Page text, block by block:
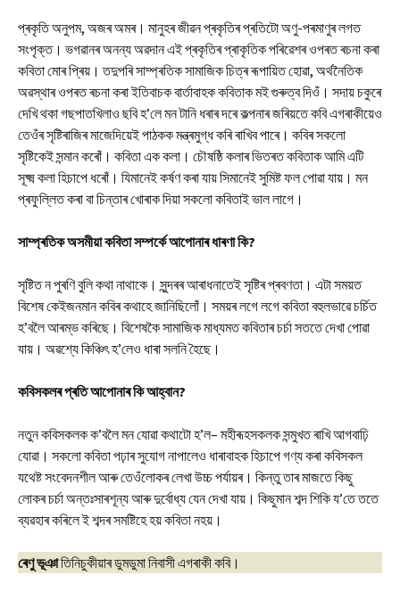
প্ৰকৃতি অনুপম, অজৰ অমৰ। মানুহৰ জীৱন প্ৰকৃতিৰ প্ৰতিটো অণু-পৰমাণুৰ লগত
সংপৃক্ত। ভগৱানৰ অনন্য অৱদান এই প্ৰকৃতিৰ প্ৰাকৃতিক পৰিৱেশৰ ওপৰত ৰচনা কৰা
কবিতা মোৰ প্ৰিয়। তদুপৰি সাম্প্ৰতিক সামাজিক চিত্ৰ ৰূপায়িত হোৱা, অৰ্থনৈতিক
অৱস্থাৰ ওপৰত ৰচনা কৰা ইতিবাচক বাৰ্তাবাহক কবিতাক মই গুৰুত্ব দিওঁ। সদায় চকুৰে
দেখি থকা গছপাতখিলাও ছবি হ’লে মন টানি ধৰাৰ দৰে কল্পনাৰ জৰিয়তে কবি এগৰাকীয়েও
তেওঁৰ সৃষ্টিৰাজিৰ মাজেদিয়েই পাঠকক মন্ত্ৰমুগ্ধ কৰি ৰাখিব পাৰে। কবিৰ সকলো
সৃষ্টিকেই সন্মান কৰোঁ। কবিতা এক কলা। চৌষষ্ঠি কলাৰ ভিতৰত কবিতাক আমি এটি
সূক্ষ্ম কলা হিচাপে ধৰোঁ। যিমানেই কৰ্ষণ কৰা যায় সিমানেই সুমিষ্ট ফল পোৱা যায়। মন
প্ৰফুল্লিত কৰা বা চিন্তাৰ খোৰাক দিয়া সকলো কবিতাই ভাল লাগে।
সাম্প্ৰতিক অসমীয়া কবিতা সম্পৰ্কে আপোনাৰ ধাৰণা কি?
সৃষ্টিত ন পুৰণি বুলি কথা নাথাকে। সুন্দৰৰ আৰাধনাতেই সৃষ্টিৰ প্ৰবণতা। এটা সময়ত
বিশেষ কেইজনমান কবিৰ কথাহে জানিছিলোঁ। সময়ৰ লগে লগে কবিতা বহুলভাৱে চৰ্চিত
হ’বলৈ আৰম্ভ কৰিছে। বিশেষকৈ সামাজিক মাধ্যমত কবিতাৰ চৰ্চা সততে দেখা পোৱা
যায়। অৱশ্যে কিঞ্চিৎ হ’লেও ধাৰা সলনি হৈছে।
কবিসকলৰ প্ৰতি আপোনাৰ কি আহ্বান?
নতুন কবিসকলক ক’বলৈ মন যোৱা কথাটো হ’ল– মহীৰূহসকলক সন্মুখত ৰাখি আগবাঢ়ি
যোৱা। সকলো কবিতা পঢ়াৰ সুযোগ নাপালেও ধাৰাবাহক হিচাপে গণ্য কৰা কবিসকল
যথেষ্ট সংবেদনশীল আৰু তেওঁলোকৰ লেখা উচ্চ পৰ্যায়ৰ। কিন্তু তাৰ মাজতে কিছু
লোকৰ চৰ্চা অন্তঃসাৰশূন্য আৰু দুৰ্বোধ্য যেন দেখা যায়। কিছুমান শব্দ শিকি য’তে ততে
ব্যৱহাৰ কৰিলে ই শব্দৰ সমষ্টিহে হয় কবিতা নহয়।
ৰেণু ভূঞাতিনিচুকীয়াৰ ডুমডুমা নিবাসী এগৰাকী কবি।